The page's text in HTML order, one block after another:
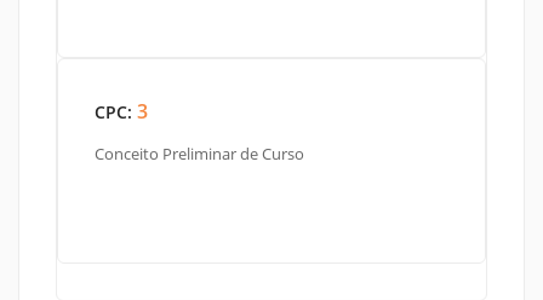
CPC: 3
Conceito Preliminar de Curso